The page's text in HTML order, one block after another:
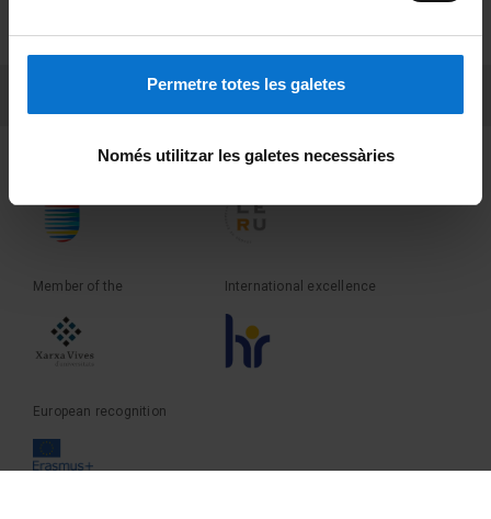
Permetre totes les galetes
Només utilitzar les galetes necessàries
Terms and privacy
Founder of the Member of the
Member of the International excellence
European recognition